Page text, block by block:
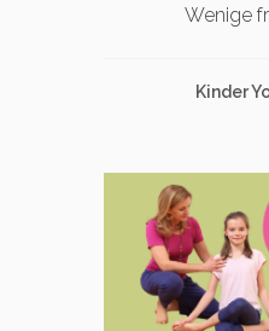
Wenige
Kinder